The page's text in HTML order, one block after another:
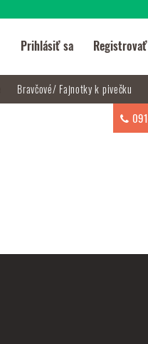
Prihlásiť sa Registrovať
Bravčové/ Fajnotky k pivečku